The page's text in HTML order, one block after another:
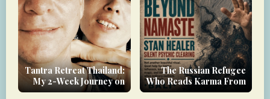
The Russian Refugee
Who Reads Karma From
a Photograph
Tantra Retreat Thailand:
My 2-Week Journey on
Koh Phangan